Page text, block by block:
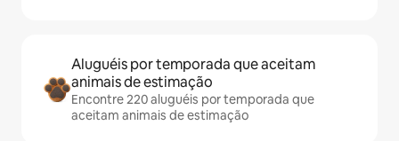
Aluguéis por temporada que aceitam
animais de estimação
Encontre 220 aluguéis por temporada que
aceitam animais de estimação